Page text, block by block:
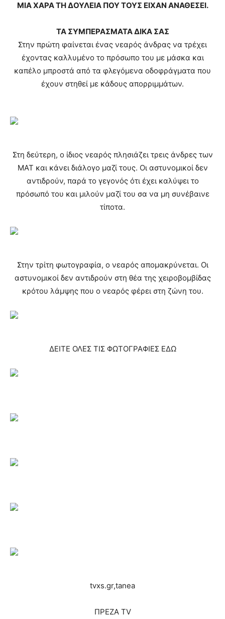
ΜΙΑ ΧΑΡΑ ΤΗ ΔΟΥΛΕΙΑ ΠΟΥ ΤΟΥΣ ΕΙΧΑΝ ΑΝΑΘΕΣΕΙ.
ΤΑ ΣΥΜΠΕΡΑΣΜΑΤΑ ΔΙΚΑ ΣΑΣ
Στην πρώτη φαίνεται ένας νεαρός άνδρας να τρέχει
έχοντας καλλυμένο το πρόσωπο του με μάσκα και
καπέλο μπροστά από τα φλεγόμενα οδοφράγματα που
έχουν στηθεί με κάδους απορριμμάτων.
Στη δεύτερη, ο ίδιος νεαρός πλησιάζει τρεις άνδρες των
ΜΑΤ και κάνει διάλογο μαζί τους. Οι αστυνομικοί δεν
αντιδρούν, παρά το γεγονός ότι έχει καλύψει το
πρόσωπό του και μιλούν μαζί του σα να μη συνέβαινε
τίποτα.
Στην τρίτη φωτογραφία, ο νεαρός απομακρύνεται. Οι
αστυνομικοί δεν αντιδρούν στη θέα της χειροβομβίδας
κρότου λάμψης που ο νεαρός φέρει στη ζώνη του.
ΔΕΙΤΕ ΟΛΕΣ ΤΙΣ ΦΩΤΟΓΡΑΦΙΕΣ ΕΔΩ
tvxs.gr,tanea
ΠΡΕΖΑ TV